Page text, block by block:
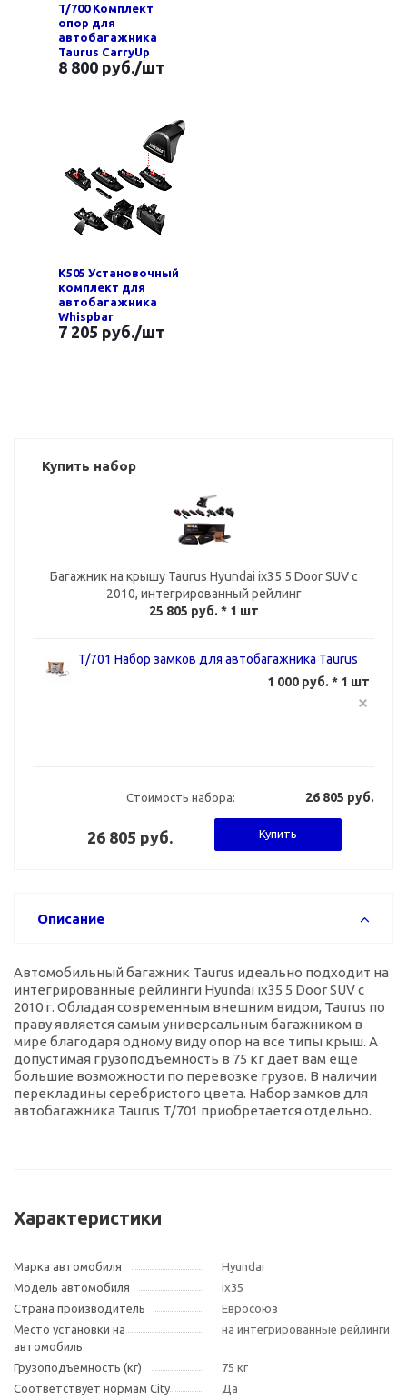
T/700 Комплект
опор для
автобагажника
Taurus CarryUp
8 800 руб./шт
K505 Установочный
комплект для
автобагажника
Whispbar
7 205 руб./шт
Купить набор
Багажник на крышу Taurus Hyundai ix35 5 Door SUV с
2010, интегрированный рейлинг
25 805 руб. * 1 шт
T/701 Набор замков для автобагажника Taurus
1 000 руб. * 1 шт
Стоимость набора: 26 805 руб.
26 805 руб. Купить
Описание
Автомобильный багажник Taurus идеально подходит на
интегрированные рейлинги Hyundai ix35 5 Door SUV с
2010 г. Обладая современным внешним видом, Taurus по
праву является самым универсальным багажником в
мире благодаря одному виду опор на все типы крыш. А
допустимая грузоподъемность в 75 кг дает вам еще
большие возможности по перевозке грузов. В наличии
перекладины серебристого цвета. Набор замков для
автобагажника Taurus T/701 приобретается отдельно.
Характеристики
Марка автомобиля
Hyundai
Модель автомобиля
ix35
Страна производитель
Евросоюз
Место установки на
автомобиль
на интегрированные рейлинги
Грузоподъемность (кг)
75 кг
Соответствует нормам City
Да